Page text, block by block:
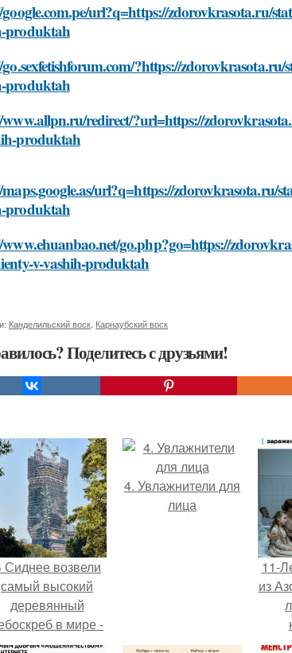
url?q=https://zdorovkrasota.ru/
produktah
?https://
produktah
redirect/?url=https://
produktah
url?q=https://zdorovkrasota.ru/
produktah
go.php?go=https://
v-vashih-produktah
Канделильский воск Карнаубский воск
Поделитесь с друзьями!
Сиднее возвели
самый высокий
деревянный
в мире -
Central.
4. Увлажнители для
лица
11-
из